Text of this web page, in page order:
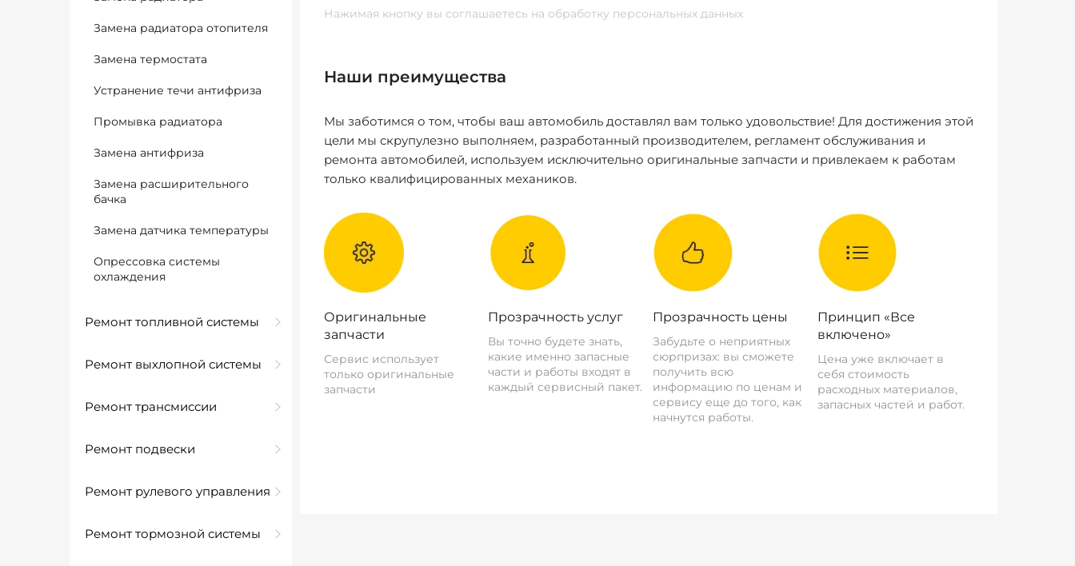
Замена радиатора отопителя
Замена термостата
Устранение течи антифриза
Промывка радиатора
Замена антифриза
Замена расширительного
бачка
Замена датчика температуры
Опрессовка системы
охлаждения
Ремонт топливной системы
Ремонт выхлопной системы
Ремонт трансмиссии
Ремонт подвески
Ремонт рулевого управления
Ремонт тормозной системы
Нажимая кнопку вы соглашаетесь на обработку персональных данных
Наши преимущества
Мы заботимся о том, чтобы ваш автомобиль доставлял вам только удовольствие! Для достижения этой
цели мы скрупулезно выполняем, разработанный производителем, регламент обслуживания и
ремонта автомобилей, используем исключительно оригинальные запчасти и привлекаем к работам
только квалифицированных механиков.
Оригинальные
запчасти
Сервис использует
только оригинальные
запчасти
Прозрачность услуг
Вы точно будете знать,
какие именно запасные
части и работы входят в
каждый сервисный пакет.
Прозрачность цены
Забудьте о неприятных
сюрпризах: вы сможете
получить всю
информацию по ценам и
сервису еще до того, как
начнутся работы.
Принцип «Все
включено»
Цена уже включает в
себя стоимость
расходных материалов,
запасных частей и работ.